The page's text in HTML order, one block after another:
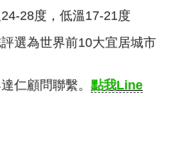
28度，低溫17-21度
選為世界前10大宜居城市
仁顧問聯繫。點我Line